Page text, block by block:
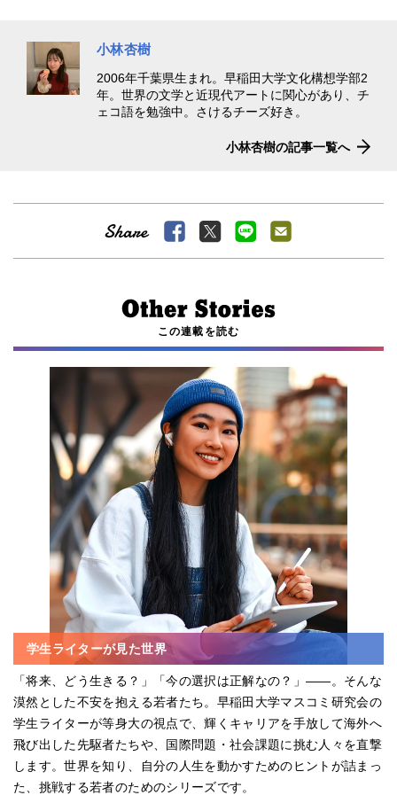
小林杏樹
2006年千葉県生まれ。早稲田大学文化構想学部2
年。世界の文学と近現代アートに関心があり、チ
ェコ語を勉強中。さけるチーズ好き。
小林杏樹の記事一覧へ
この連載を読む
学生ライターが見た世界
「将来、どう生きる？」「今の選択は正解なの？」――。そんな
漠然とした不安を抱える若者たち。早稲田大学マスコミ研究会の
学生ライターが等身大の視点で、輝くキャリアを手放して海外へ
飛び出した先駆者たちや、国際問題・社会課題に挑む人々を直撃
します。世界を知り、自分の人生を動かすためのヒントが詰まっ
た、挑戦する若者のためのシリーズです。